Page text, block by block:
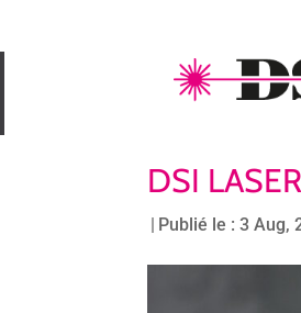
DSI
| Publié le : 3 Aug,